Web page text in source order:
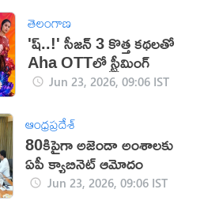
తెలంగాణ
'ష్..!' సీజన్ 3 కొత్త కథలతో
Aha OTTలో స్ట్రీమింగ్
Jun 23, 2026, 09:06 IST
ఆంధ్రప్రదేశ్
80కిపైగా అజెండా అంశాలకు
ఏపీ క్యాబినెట్‌ ఆమోదం
Jun 23, 2026, 09:06 IST